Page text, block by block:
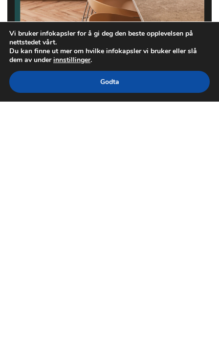
Vi bruker infokapsler for å gi deg den beste opplevelsen på
nettstedet vårt.
Du kan finne ut mer om hvilke infokapsler vi bruker eller slå
dem av underinnstillinger.
Godta